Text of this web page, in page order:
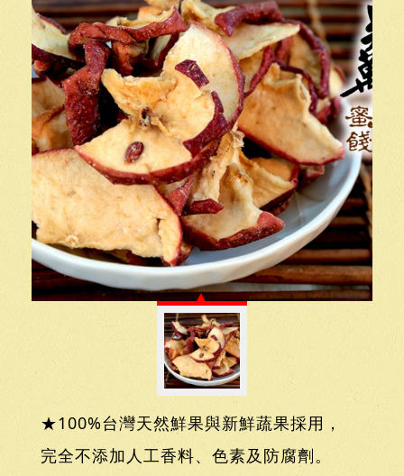
★100%台灣天然鮮果與新鮮蔬果採用，
完全不添加人工香料、色素及防腐劑。